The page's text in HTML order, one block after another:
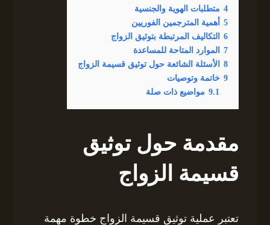
4 متطلبات الهوية والجنسية
5
أهمية المترجمين الفوريين
6
التكاليف المرتبطة بتوثيق الزواج
7
الموارد المتاحة للمساعدة
8
الأسئلة الشائعة حول توثيق قسيمة الزواج
9 خاتمة وتوصيات
9.1 مواضيع ذات صلة
مقدمة حول توثيق
قسيمة الزواج
تعتبر عملية توثيق قسيمة الزواج خطوة مهمة